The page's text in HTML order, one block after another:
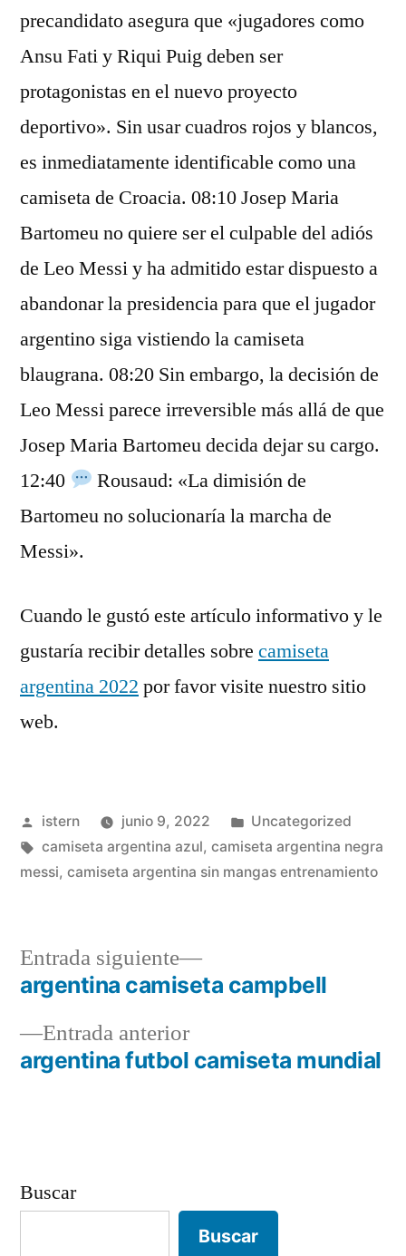
precandidato asegura que «jugadores como
Ansu Fati y Riqui Puig deben ser
protagonistas en el nuevo proyecto
deportivo». Sin usar cuadros rojos y blancos,
es inmediatamente identificable como una
camiseta de Croacia. 08:10 Josep Maria
Bartomeu no quiere ser el culpable del adiós
de Leo Messi y ha admitido estar dispuesto a
abandonar la presidencia para que el jugador
argentino siga vistiendo la camiseta
blaugrana. 08:20 Sin embargo, la decisión de
Leo Messi parece irreversible más allá de que
Josep Maria Bartomeu decida dejar su cargo.
12:40
Rousaud: «La dimisión de
Bartomeu no solucionaría la marcha de
Messi».
Cuando le gustó este artículo informativo y le
gustaría recibir detalles sobre camiseta
argentina 2022 por favor visite nuestro sitio
web.
Publicado
por
istern junio 9, 2022
Publicado
en
Uncategorized
Etiquetas:
camiseta argentina azul, camiseta argentina negra
messi, camiseta argentina sin mangas entrenamiento
Navegación
de
entradas
Entrada anteriorEntrada
anterior:
argentina futbol camiseta mundial
Entrada siguiente
Entrada
siguiente:
argentina camiseta campbell
Buscar
Buscar